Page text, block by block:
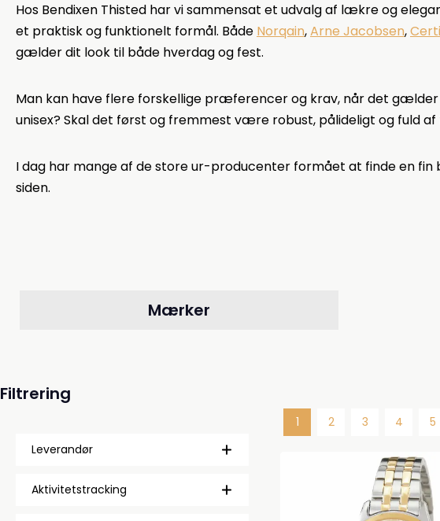
Hos Bendixen Thisted har vi sammensat et udvalg af lækre og
et praktisk og funktionelt formål. Både Norqain,Arne Jacobsen,
gælder dit look til både hverdag og fest.
Man kan have flere forskellige præferencer og krav, når det
unisex? Skal det først og fremmest være robust, pålideligt og fuld
I dag har mange af de store ur-producenter formået at finde en
siden.
Mærker
Filtrering
Leverandør
Aktivitetstracking
Side
1 Side
2 Side
3 Side
4 5